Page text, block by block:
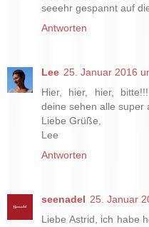
seeehr gespannt auf
Antworten
Lee 25. Januar 2016
Hier, hier, hier,
deine sehen alle super
Liebe Grüße,
Lee
Antworten
seenadel 25. Januar
Liebe Astrid, ich habe